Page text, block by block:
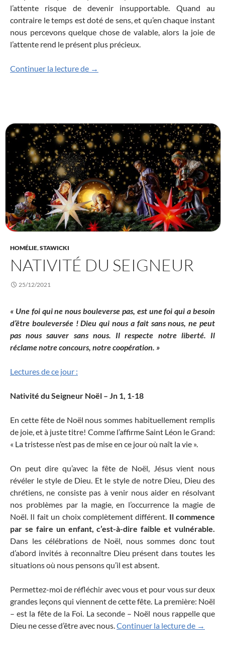
l’attente risque de devenir insupportable. Quand au
contraire le temps est doté de sens, et qu’en chaque instant
nous percevons quelque chose de valable, alors la joie de
l’attente rend le présent plus précieux.
Continuer la lecture de L’Avent ou l’art de ralentir
→
HOMÉLIE,STAWICKI
NATIVITÉ DU SEIGNEUR
25/12/2021
« Une foi qui ne nous bouleverse pas, est une foi qui a besoin
d’être bouleversée ! Dieu qui nous a fait sans nous, ne peut
pas nous sauver sans nous. Il respecte notre liberté. Il
réclame notre concours, notre coopération. »
Lectures de ce jour :
Nativité du Seigneur Noël – Jn 1, 1-18
En cette fête de Noël nous sommes habituellement remplis
de joie, et à juste titre! Comme l’affirme Saint Léon le Grand:
« La tristesse n’est pas de mise en ce jour où naît la vie ».
On peut dire qu’avec la fête de Noël, Jésus vient nous
révéler le style de Dieu. Et le style de notre Dieu, Dieu des
chrétiens, ne consiste pas à venir nous aider en résolvant
nos problèmes par la magie, en l’occurrence la magie de
Noël. Il fait un choix complètement différent. Il commence
par se faire un enfant, c’est-à-dire faible et vulnérable.
Dans les célébrations de Noël, nous sommes donc tout
d’abord invités à reconnaître Dieu présent dans toutes les
situations où nous pensons qu’il est absent.
Permettez-moi de réfléchir avec vous et pour vous sur deux
grandes leçons qui viennent de cette fête. La première: Noël
– est la fête de la Foi. La seconde – Noël nous rappelle que
Dieu ne cesse d’être avec nous.Continuer la lecture de →